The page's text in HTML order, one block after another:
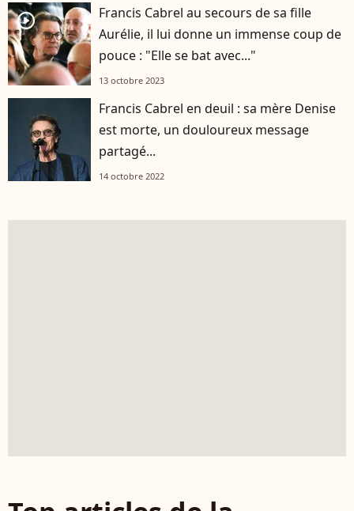
player2
Francis Cabrel au secours de sa fille
Aurélie, il lui donne un immense coup de
pouce : "Elle se bat avec..."
13 octobre 2023
Francis Cabrel en deuil : sa mère Denise
est morte, un douloureux message
partagé...
14 octobre 2022